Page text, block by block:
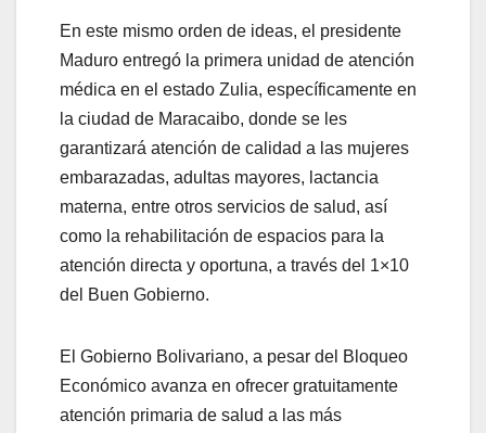
En este mismo orden de ideas, el presidente
Maduro entregó la primera unidad de atención
médica en el estado Zulia, específicamente en
la ciudad de Maracaibo, donde se les
garantizará atención de calidad a las mujeres
embarazadas, adultas mayores, lactancia
materna, entre otros servicios de salud, así
como la rehabilitación de espacios para la
atención directa y oportuna, a través del 1×10
del Buen Gobierno.
El Gobierno Bolivariano, a pesar del Bloqueo
Económico avanza en ofrecer gratuitamente
atención primaria de salud a las más